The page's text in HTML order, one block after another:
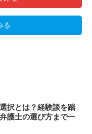
る
択とは？経験談を踏
護士の選び方まで一